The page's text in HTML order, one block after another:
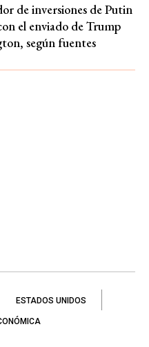
de inversiones de Putin
el enviado de Trump
según fuentes
ESTADOS UNIDOS